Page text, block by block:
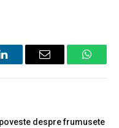
LinkedInEmail
despre frumusete